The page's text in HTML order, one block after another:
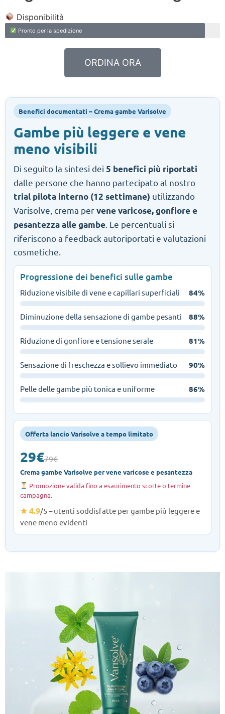
Disponibilità
Pronto per la spedizione
ORDINA ORA
Benefici documentati – Crema gambe Varisolve
Gambe più leggere e vene
meno visibili
Di seguito la sintesi dei 5 benefici più riportati
dalle persone che hanno partecipato al nostro
trial pilota interno (12 settimane) utilizzando
Varisolve, crema pervene varicose, gonfiore e
pesantezza alle gambe . Le percentuali si
riferiscono a feedback autoriportati e valutazioni
cosmetiche.
Progressione dei benefici sulle gambe
Riduzione visibile di vene e capillari superficiali 84%
Diminuzione della sensazione di gambe pesanti 88%
Riduzione di gonfiore e tensione serale 81%
Sensazione di freschezza e sollievo immediato 90%
Pelle delle gambe più tonica e uniforme 86%
Offerta lancio Varisolve a tempo limitato
29€79€
Crema gambe Varisolve per vene varicose e pesantezza
Promozione valida fino a esaurimento scorte o termine
campagna.
★ 4.9/5 – utenti soddisfatte per gambe più leggere e
vene meno evidenti